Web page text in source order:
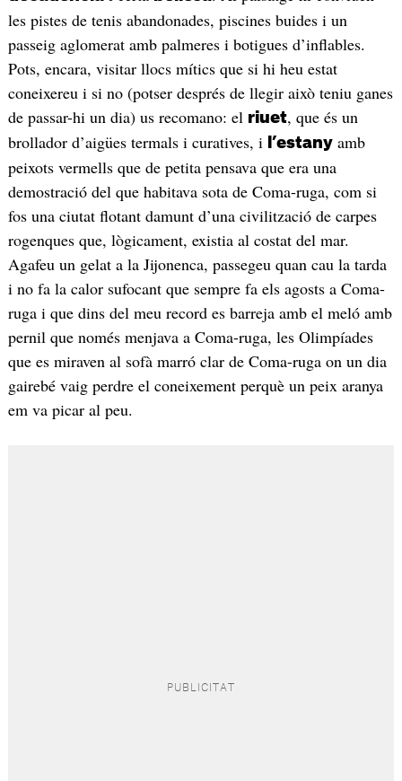
les pistes de tenis abandonades, piscines buides i un
passeig aglomerat amb palmeres i botigues d’inflables.
Pots, encara, visitar llocs mítics que si hi heu estat
coneixereu i si no (potser després de llegir això teniu ganes
de passar-hi un dia) us recomano: el riuet, que és un
brollador d’aigües termals i curatives, i
l’estanyamb
peixots vermells que de petita pensava que era una
demostració del que habitava sota de Coma-ruga, com si
fos una ciutat flotant damunt d’una civilització de carpes
rogenques que, lògicament, existia al costat del mar.
Agafeu un gelat a la Jijonenca, passegeu quan cau la tarda
i no fa la calor sufocant que sempre fa els agosts a Coma-
ruga i que dins del meu record es barreja amb el meló amb
pernil que només menjava a Coma-ruga, les Olimpíades
que es miraven al sofà marró clar de Coma-ruga on un dia
gairebé vaig perdre el coneixement perquè un peix aranya
em va picar al peu.